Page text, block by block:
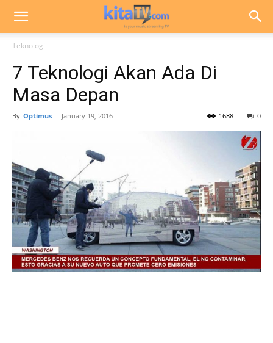
Teknologi
7 Teknologi Akan Ada Di
Masa Depan
By Optimus - January 19, 2016 0
1688